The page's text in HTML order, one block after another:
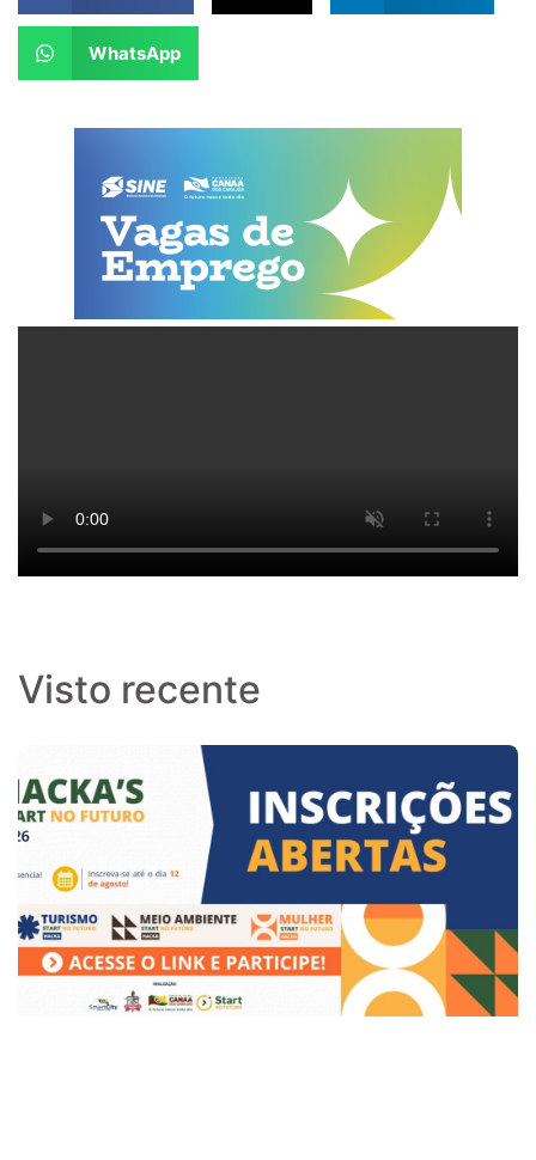
WhatsApp
Visto recente